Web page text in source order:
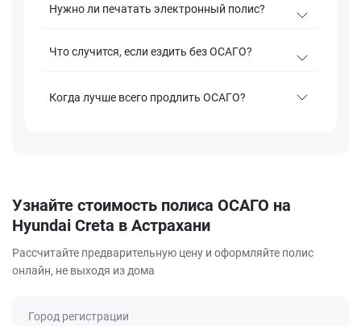
Нужно ли печатать электронный полис?
Что случится, если ездить без ОСАГО?
Когда лучше всего продлить ОСАГО?
Узнайте стоимость полиса ОСАГО на
Hyundai Creta в Астрахани
Рассчитайте предварительную цену и оформляйте полис
онлайн, не выходя из дома
Город регистрации